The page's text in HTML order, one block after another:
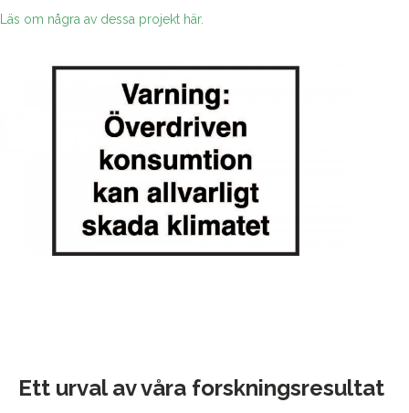
Läs om några av dessa projekt här.
Ett urval av våra forskningsresultat